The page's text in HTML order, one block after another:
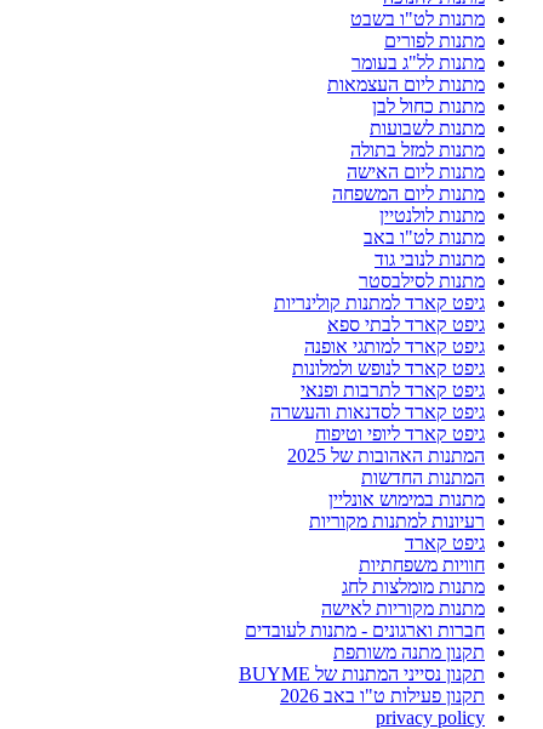
מתנות לט"ו בשבט
מתנות לפורים
מתנות לל"ג בעומר
מתנות ליום העצמאות
מתנות כחול לבן
מתנות לשבועות
מתנות למזל בתולה
מתנות ליום האישה
מתנות ליום המשפחה
מתנות לולנטיין
מתנות לט"ו באב
מתנות לנובי גוד
מתנות לסילבסטר
גיפט קארד למתנות קולינריות
גיפט קארד לבתי ספא
גיפט קארד למותגי אופנה
גיפט קארד לנופש ולמלונות
גיפט קארד לתרבות ופנאי
גיפט קארד לסדנאות והעשרה
גיפט קארד ליופי וטיפוח
המתנות האהובות של 2025
המתנות החדשות
מתנות במימוש אונליין
רעיונות למתנות מקוריות
גיפט קארד
חוויות משפחתיות
מתנות מומלצות לחג
מתנות מקוריות לאישה
חברות וארגונים - מתנות לעובדים
תקנון מתנה משותפת
תקנון נסייני המתנות של BUYME
תקנון פעילות ט"ו באב 2026
privacy policy